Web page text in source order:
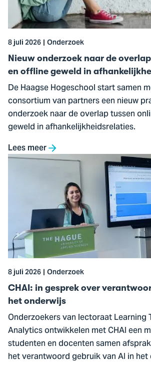
overlap
tussen
online
en
offline
geweld
in
afhankelijkheidsrelaties
8 juli 2026 Onderzoek
Nieuw onderzoek naar de
en offline geweld in
De Haagse Hogeschool start samen
consortium van partners een nieuw
onderzoek naar de overlap tussen
geweld in afhankelijkheidsrelaties.
Lees meer
Ga
gesprek
verantwoord
AI-
gebruik
in
het
onderwijs
8 juli 2026 Onderzoek
CHAI: in gesprek over
het onderwijs
Onderzoekers van lectoraat Learning
Analytics ontwikkelen met CHAI een
studenten en docenten samen
het verantwoord gebruik van AI in